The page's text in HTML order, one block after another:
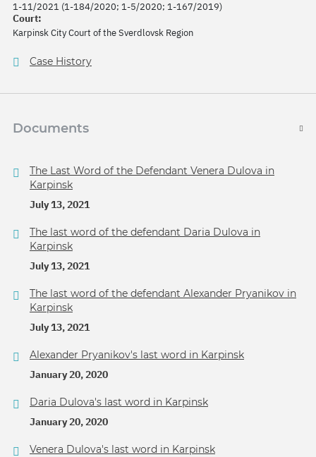
1-11/2021 (1-184/2020; 1-5/2020; 1-167/2019)
Court:
Karpinsk City Court of the Sverdlovsk Region
Case History
Documents
The Last Word of the Defendant Venera Dulova in
Karpinsk
July 13, 2021
The last word of the defendant Daria Dulova in
Karpinsk
July 13, 2021
The last word of the defendant Alexander Pryanikov in
Karpinsk
July 13, 2021
Alexander Pryanikov's last word in Karpinsk
January 20, 2020
Daria Dulova's last word in Karpinsk
January 20, 2020
Venera Dulova's last word in Karpinsk